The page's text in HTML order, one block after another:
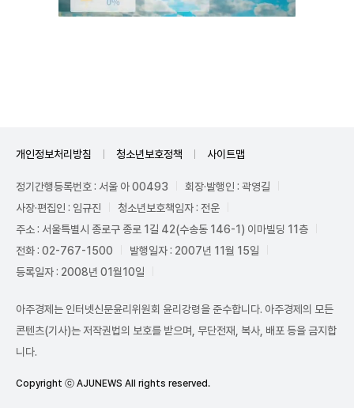
개인정보처리방침 청소년보호정책 사이트맵
정기간행등록번호 : 서울 아 00493
회장·발행인 : 곽영길
사장·편집인 : 임규진
청소년보호책임자 : 전운
주소 : 서울특별시 종로구 종로 1길 42(수송동 146-1) 이마빌딩 11층
전화 : 02-767-1500
발행일자 : 2007년 11월 15일
등록일자 : 2008년 01월10일
아주경제는 인터넷신문윤리위원회 윤리강령을 준수합니다. 아주경제의 모든
콘텐츠(기사)는 저작권법의 보호를 받으며, 무단전재, 복사, 배포 등을 금지합
니다.
Copyright ⓒ AJUNEWS All rights reserved.